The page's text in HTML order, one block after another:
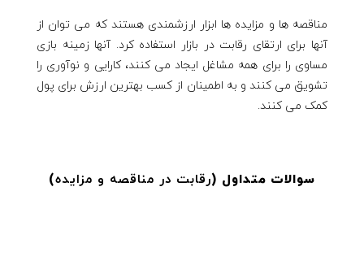
مناقصه ها و مزایده ها ابزار ارزشمندی هستند که می توان از
آنها برای ارتقای رقابت در بازار استفاده کرد. آنها زمینه بازی
مساوی را برای همه مشاغل ایجاد می کنند، کارایی و نوآوری را
تشویق می کنند و به اطمینان از کسب بهترین ارزش برای پول
کمک می کنند.
سوالات متداول (رقابت در مناقصه و مزایده)